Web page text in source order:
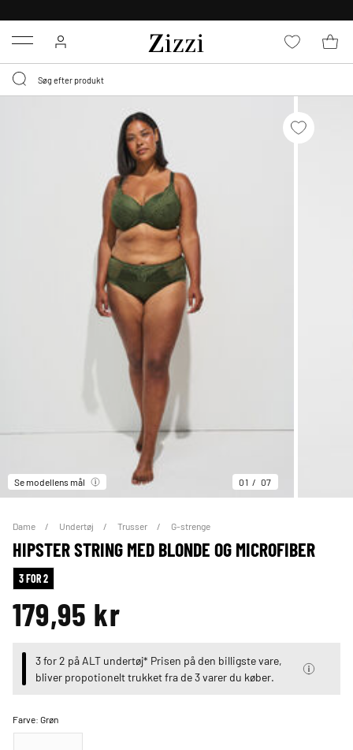
Menu
Se modellens mål 01 07
Dame Undertøj Trusser G-strenge
HIPSTER STRING MED BLONDE OG MICROFIBER
3 FOR 2
179,95 kr
3 for 2 på ALT undertøj* Prisen på den billigste vare,
bliver propotionelt trukket fra de 3 varer du køber.
Farve:Grøn